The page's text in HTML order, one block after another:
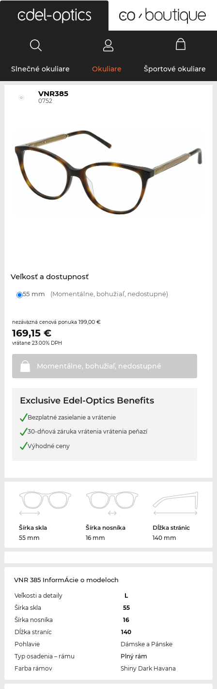
Slnečné okuliare Okuliare Športové okuliare
VNR385
0752
Veľkosť a dostupnosť
55 mm (Momentálne, bohužiaľ, nedostupné)
nezáväzná cenová ponuka 199,00 €
169,15€
vrátane 23.00% DPH
Momentálne, bohužiaľ, nedostupné
Exclusive Edel-Optics Benefits
Bezplatné zasielanie a vrátenie
30-dňová záruka vrátenia vrátenia peňazí
Výhodné ceny
Šírka skla
55 mm
Šírka nosníka
16 mm
Dĺžka stránic
140 mm
VNR 385 InformÁcie o modeloch
Veľkosti a detaily
L
Šírka skla
55
Šírka nosníka
16
Dĺžka straníc
140
Pohlavie
Dámske a Pánske
Typ osadenia – rámu
Plný rám
Farba rámov
Shiny Dark Havana